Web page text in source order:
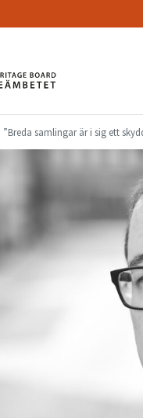
”Breda samlingar är i sig ett